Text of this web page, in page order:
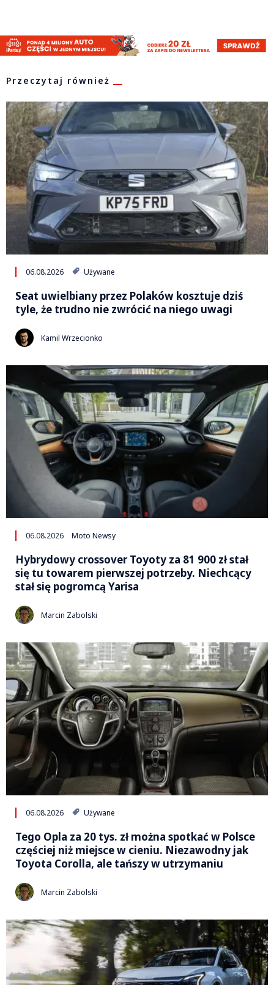
Przeczytaj również
06.08.2026 Używane
Seat uwielbiany przez Polaków kosztuje dziś
tyle, że trudno nie zwrócić na niego uwagi
Kamil Wrzecionko
06.08.2026 Moto Newsy
Hybrydowy crossover Toyoty za 81 900 zł stał
się tu towarem pierwszej potrzeby. Niechcący
stał się pogromcą Yarisa
Marcin Zabolski
06.08.2026 Używane
Tego Opla za 20 tys. zł można spotkać w Polsce
częściej niż miejsce w cieniu. Niezawodny jak
Toyota Corolla, ale tańszy w utrzymaniu
Marcin Zabolski